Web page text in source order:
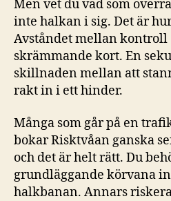
Men vet du vad som
inte halkan i sig. Det är
Avståndet mellan kontroll
skrämmande kort. En
skillnaden mellan att
rakt in i ett hinder.
Många som går på en
bokar Risktvåan ganska
och det är helt rätt. Du
grundläggande körvana
halkbanan. Annars